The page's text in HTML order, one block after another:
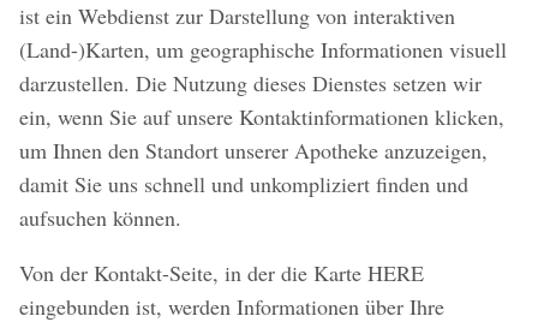
ist ein Webdienst zur Darstellung von interaktiven
(Land-)Karten, um geographische Informationen visuell
darzustellen. Die Nutzung dieses Dienstes setzen wir
ein, wenn Sie auf unsere Kontaktinformationen klicken,
um Ihnen den Standort unserer Apotheke anzuzeigen,
damit Sie uns schnell und unkompliziert finden und
aufsuchen können.
Von der Kontakt-Seite, in der die Karte HERE
eingebunden ist, werden Informationen über Ihre